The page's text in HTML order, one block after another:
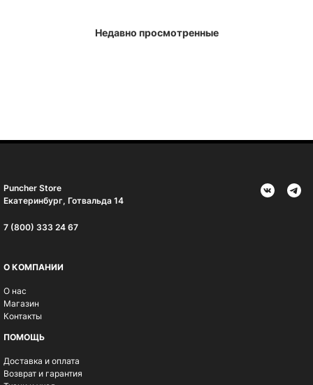
Недавно просмотренные
Puncher Store
Екатеринбург, Готвальда 14
7 (800) 333 24 67
О КОМПАНИИ
О нас
Магазин
Контакты
ПОМОЩЬ
Доставка и оплата
Возврат и гарантия